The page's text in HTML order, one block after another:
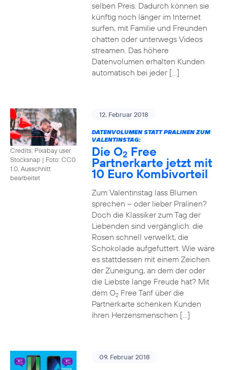
selben Preis. Dadurch können sie
künftig noch länger im Internet
surfen, mit Familie und Freunden
chatten oder unterwegs Videos
streamen. Das höhere
Datenvolumen erhalten Kunden
automatisch bei jeder […]
Credits: Pixabay user
Stocksnap | Foto: CC0
1.0, Ausschnitt
bearbeitet
12. Februar 2018
DATENVOLUMEN STATT PRALINEN ZUM
VALENTINSTAG:
Die O2 Free
Partnerkarte jetzt mit
10 Euro Kombivorteil
Zum Valentinstag lass Blumen
sprechen – oder lieber Pralinen?
Doch die Klassiker zum Tag der
Liebenden sind vergänglich: die
Rosen schnell verwelkt, die
Schokolade aufgefuttert. Wie wäre
es stattdessen mit einem Zeichen
der Zuneigung, an dem der oder
die Liebste lange Freude hat? Mit
dem O2Free Tarif über die
Partnerkarte schenken Kunden
ihren Herzensmenschen […]
09. Februar 2018